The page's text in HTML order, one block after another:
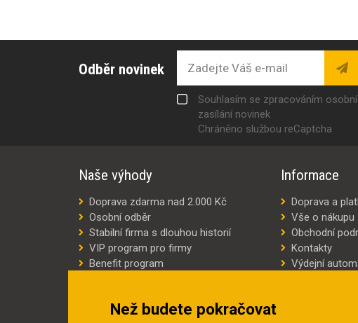
Odběr novinek
Souhlasím se zpracováním
zasílání novinek
Chráněno službou reCaptcha
Naše výhody
Doprava zdarma nad 2.000 Kč
Osobní odběr
Stabilní firma s dlouhou historií
VIP program pro firmy
Benefit program
Šetříme náklady
Informace
Doprava a
Vše o nákupu
Obchodní
Kontakty
Výdejní
Než budete pokračovat